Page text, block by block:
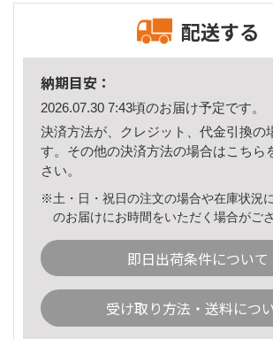
配送する
納期目安：
2026.07.30 7:43頃のお届け予定です。
決済方法が、クレジット、代金引換の
す。その他の決済方法の場合はこちら
さい。
※土・日・祝日の注文の場合や在庫状況
のお届けにお時間をいただく場合がご
即日出荷条件について
受け取り方法・送料につ